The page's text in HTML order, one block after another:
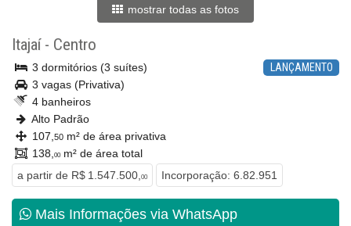
mostrar todas as fotos
Itajaí- Centro
LANÇAMENTO
3 dormitórios (3 suítes)
3 vagas (Privativa)
4 banheiros
Alto Padrão
107, 50 m² de área privativa
138, 00m² de área total
a partir de R$ 1.547.500, 00 Incorporação: 6.82.951
Mais Informações via WhatsApp